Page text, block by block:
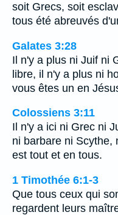
soit Grecs, soit
tous été abreuvés
Galates 3:28
Il n'y a plus ni Juif ni
libre, il n'y a plus ni
vous êtes un en
Colossiens 3:11
Il n'y a ici ni Grec ni
ni barbare ni Scythe,
est tout et en tous.
1 Timothée 6:1-3
Que tous ceux qui
regardent leurs